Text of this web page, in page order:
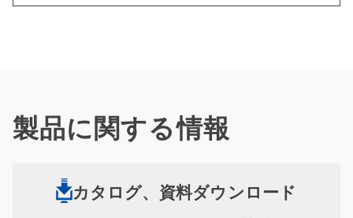
製品に関する情報
カタログ、資料ダウンロード